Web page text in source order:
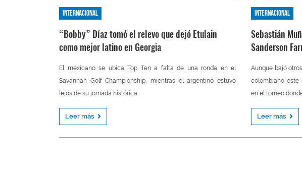
Internacional
“Bobby” Díaz tomó el relevo que dejó Etulain
como mejor latino en Georgia
El mexicano se ubica Top Ten a falta de una ronda en el
Savannah Golf Championship, mientras el argentino estuvo
lejos de su jornada histórica...
Leer más
Internacional
Sebastián
Sanderson
Aunque bajó
colombiano este
en el torneo
Leer más